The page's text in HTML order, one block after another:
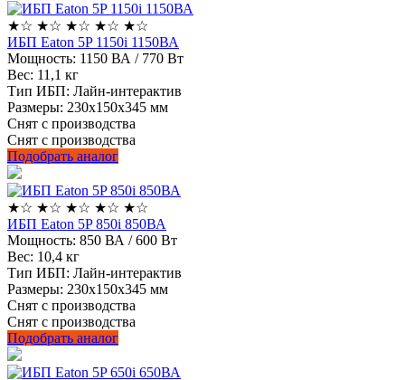
★☆ ★☆ ★☆ ★☆ ★☆
ИБП Eaton 5P 1150i 1150ВА
Мощность: 1150 ВА / 770 Вт
Вес: 11,1 кг
Тип ИБП: Лайн-интерактив
Размеры: 230х150х345 мм
Снят с производства
Снят с производства
Подобрать аналог
★☆ ★☆ ★☆ ★☆ ★☆
ИБП Eaton 5P 850i 850ВА
Мощность: 850 ВА / 600 Вт
Вес: 10,4 кг
Тип ИБП: Лайн-интерактив
Размеры: 230х150х345 мм
Снят с производства
Снят с производства
Подобрать аналог